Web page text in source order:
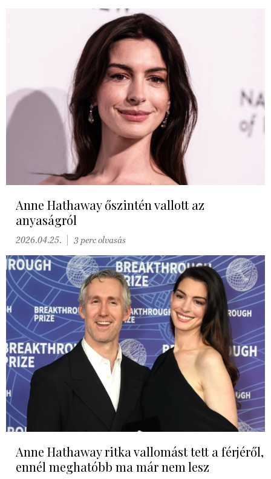
Anne Hathaway őszintén vallott az
anyaságról
2026.04.25. 3 perc olvasás
Anne Hathaway ritka vallomást tett a férjéről,
ennél meghatóbb ma már nem lesz